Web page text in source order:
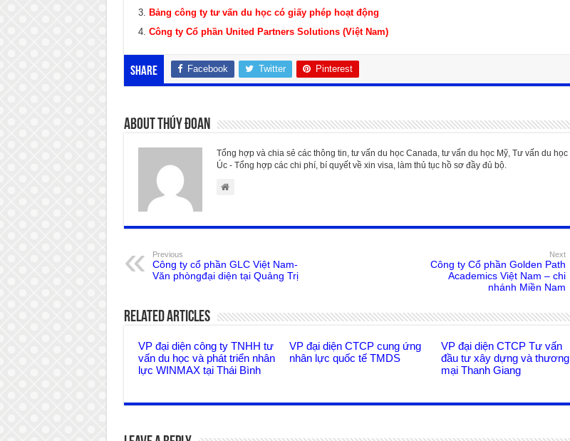
Bảng công ty tư vấn du học có giấy phép hoạt động
Công ty Cổ phần United Partners Solutions (Việt Nam)
Share Facebook Twitter Pinterest
About Thúy Đoan
Tổng hợp và chia sẻ các thông tin, tư vấn du học Canada, tư vấn du học Mỹ, Tư vấn du học
Úc - Tổng hợp các chi phí, bí quyết về xin visa, làm thủ tục hồ sơ đầy đủ bộ.
Previous
Công ty cổ phần GLC Việt Nam-
Văn phòngđại diện tại Quảng Trị
Next
Công ty Cổ phần Golden Path
Academics Việt Nam – chi
nhánh Miền Nam
Related Articles
VP đại diện công ty TNHH tư
vấn du học và phát triển nhân
lực WINMAX tại Thái Bình
VP đại diện CTCP cung ứng
nhân lực quốc tế TMDS
VP đại diện CTCP Tư vấn
đầu tư xây dựng và thương
mại Thanh Giang